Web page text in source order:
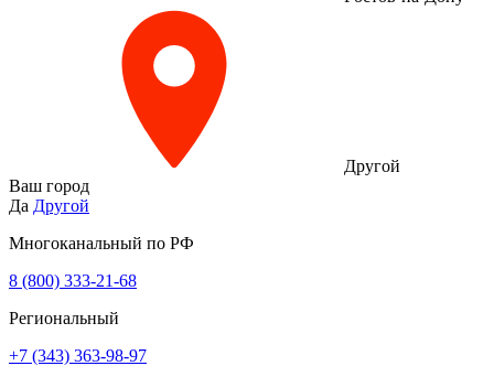
Другой
Ваш город
Да Другой
Многоканальный по РФ
8 (800) 333‑21-68
Региональный
+7 (343) 363-98-97